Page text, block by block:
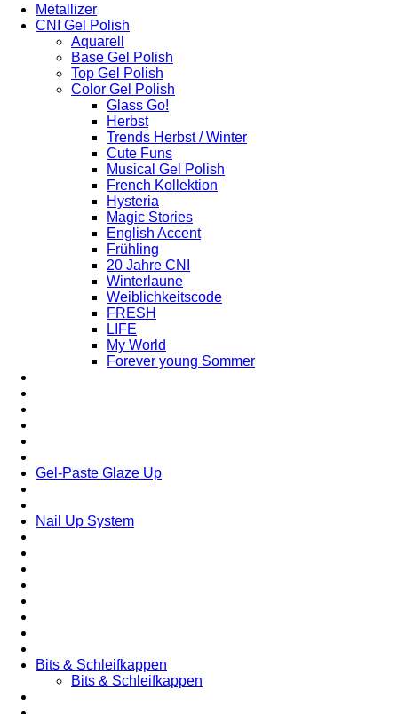
Metallizer
CNI Gel Polish
Aquarell
Base Gel Polish
Top Gel Polish
Color Gel Polish
Glass Go!
Herbst
Trends Herbst / Winter
Cute Funs
Musical Gel Polish
French Kollektion
Hysteria
Magic Stories
English Accent
Frühling
20 Jahre CNI
Winterlaune
Weiblichkeitscode
FRESH
LIFE
My World
Forever young Sommer
Gel-Paste Glaze Up
Nail Up System
Bits & Schleifkappen
Bits & Schleifkappen